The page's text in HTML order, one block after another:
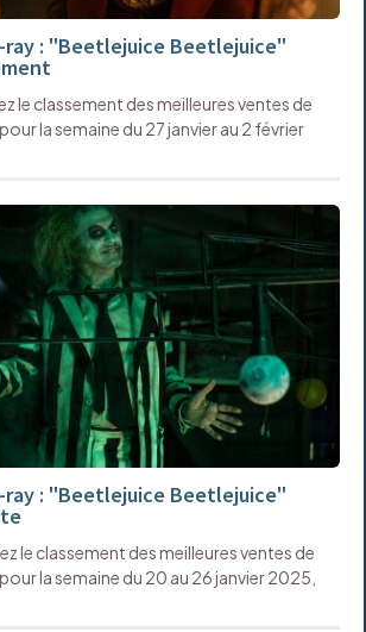
ray : "Beetlejuice Beetlejuice"
le classement des meilleures ventes de
la semaine du 27 janvier au 2 février
ray : "Beetlejuice Beetlejuice"
le classement des meilleures ventes de
la semaine du 20 au 26 janvier 2025,